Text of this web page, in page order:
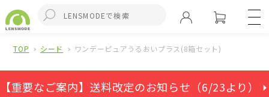
TOP シード ワンデーピュアうるおいプラス(8箱セット)
【重要なご案内】送料改定のお知らせ（6/23より） ⏵